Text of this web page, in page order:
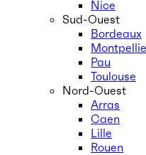
Nice
Sud-Ouest
Bordeaux
Pau
Toulouse
Nord-Ouest
Arras
Caen
Lille
Rouen